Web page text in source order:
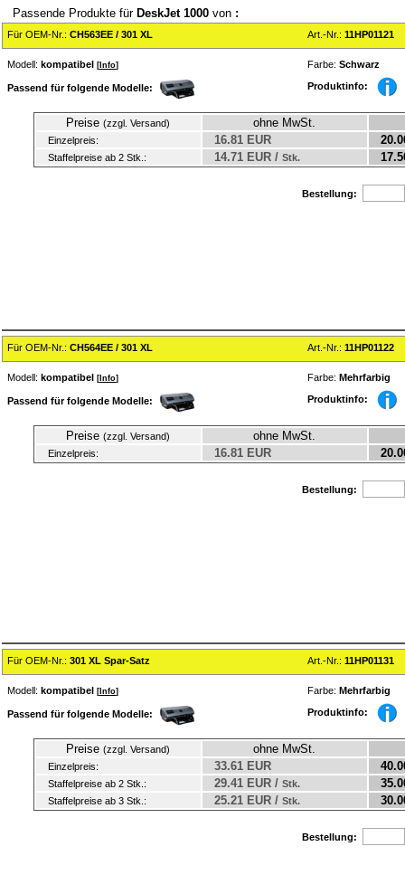
Passende Produkte für DeskJet 1000 von :
Für OEM-Nr.: CH563EE / 301 XL Art.-Nr.: 11HP01121
Modell: kompatibel [ Info] Farbe: Schwarz
Passend für folgende Modelle: Produktinfo:
Preise (zzgl. Versand) ohne MwSt.
Einzelpreis: 16.81 EUR
Staffelpreise ab 2 Stk.: 14.71 EUR / Stk.
Bestellung:
Für OEM-Nr.: CH564EE / 301 XL Art.-Nr.: 11HP01122
Modell: kompatibel [ Info] Farbe: Mehrfarbig
Passend für folgende Modelle: Produktinfo:
Preise (zzgl. Versand) ohne MwSt.
Einzelpreis: 16.81 EUR
Bestellung:
Für OEM-Nr.: 301 XL Spar-Satz Art.-Nr.: 11HP01131
Modell: kompatibel [ Info] Farbe: Mehrfarbig
Passend für folgende Modelle: Produktinfo:
Preise (zzgl. Versand) ohne MwSt.
Einzelpreis: 33.61 EUR
Staffelpreise ab 2 Stk.: 29.41 EUR / Stk.
Staffelpreise ab 3 Stk.: 25.21 EUR / Stk.
Bestellung: